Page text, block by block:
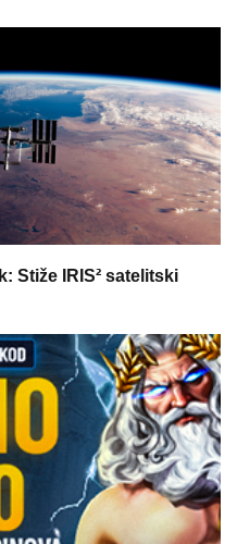
Stiže IRIS² satelitski